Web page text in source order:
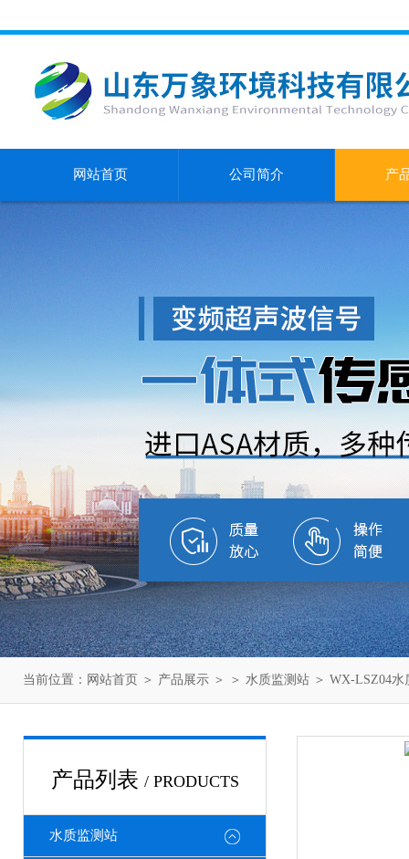
网站首页 公司简介 产
当前位置： 网站首页 ＞ 产品展示 ＞ ＞ 水质监测站 ＞ WX-LSZ04
产品列表 / PRODUCTS
水质监测站